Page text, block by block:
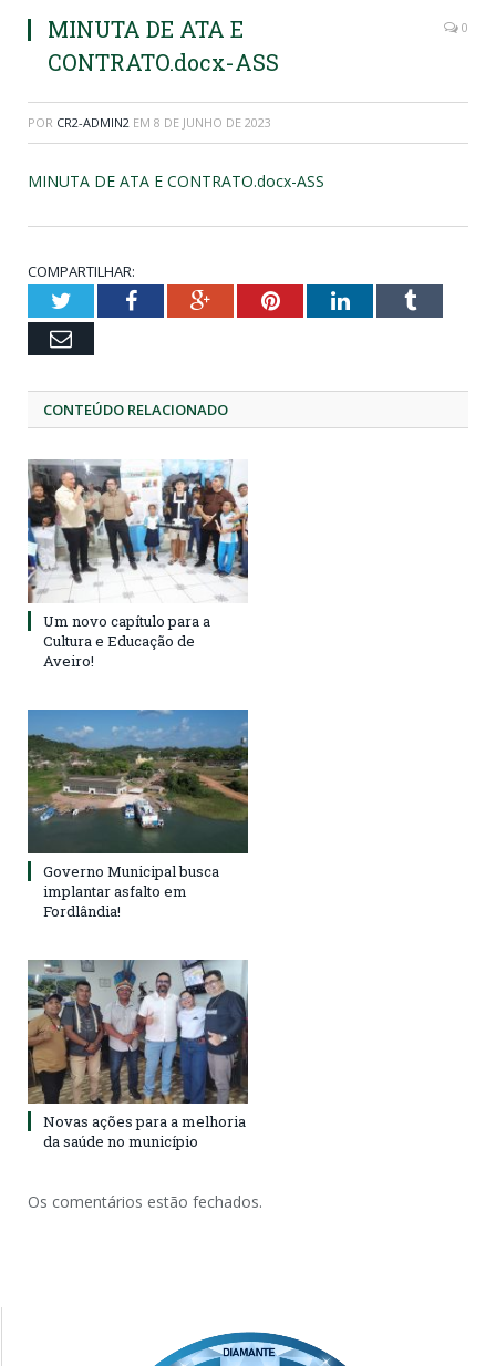
MINUTA DE ATA E
CONTRATO.docx-ASS
0
POR CR2-ADMIN2 EM 8 DE JUNHO DE 2023
MINUTA DE ATA E CONTRATO.docx-ASS
COMPARTILHAR:
TwitterFacebookGoogle+PinterestLinkedInTumblr
Email
CONTEÚDO RELACIONADO
Um novo capítulo para a
Cultura e Educação de
Aveiro!
Governo Municipal busca
implantar asfalto em
Fordlândia!
Novas ações para a melhoria
da saúde no município
Os comentários estão fechados.